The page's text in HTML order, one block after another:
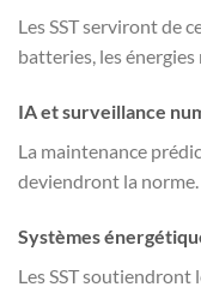
Les SST serviront de
batteries, les
IA et surveillance
La maintenance
deviendront la norme.
Systèmes
Les SST soutiendront